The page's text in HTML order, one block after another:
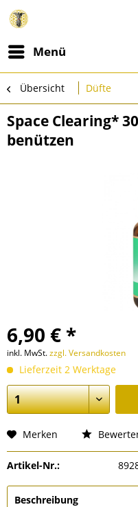
Menü
Übersicht Düfte
Space Clearing*
benützen
6,90 € *
inkl. MwSt.zzgl. Versandkosten
Lieferzeit 2 Werktage
Merken
Artikel-Nr.:
Beschreibung